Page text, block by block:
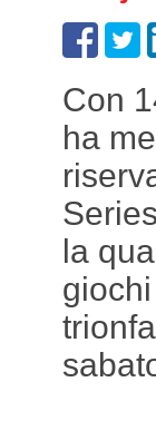
Con
ha
la